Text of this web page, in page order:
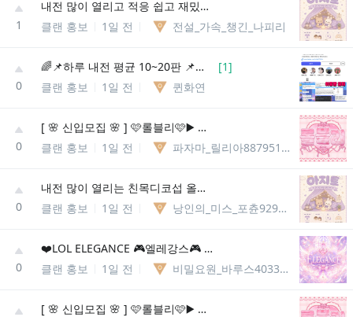
1
내전 많이 열리고 적응 쉽고 재밌는 디코섭 올 사람 !
클랜 홍보
1일 전 전설_가속_챙긴_나피리
0
🌈📌하루 내전 평균 10~20판 📌점수, 승률제로 내전 운영 📌듀랭, 자랭, 칼바람, 롤체도 핫해! 📌성인 롤 톡방, 롤 디스코드 , 롤 내전 , 롤 클랜 [1]
클랜 홍보
1일 전 퀸화연
0
[ 🌸 신입모집 🌸 ] 🩷롤블리🩷▶️ 롤메인성인종합게임방◀️ 🌸 다양한 동아리 개설 🌸
클랜 홍보
1일 전 파자마_릴리아8879515385181
0
내전 많이 열리는 친목디코섭 올래요?
클랜 홍보
1일 전 낭인의_미스_포츈92901507736
0
❤️LOL ELEGANCE 🎮엘레강스🎮 신입모집중 ❤️
클랜 홍보
1일 전 비밀요원_바루스403388447132
[ 🌸 신입모집 🌸 ] 🩷롤블리🩷▶️ 롤메인성인종합게임방◀️ 🌸 다양한 동아리 개설 🌸